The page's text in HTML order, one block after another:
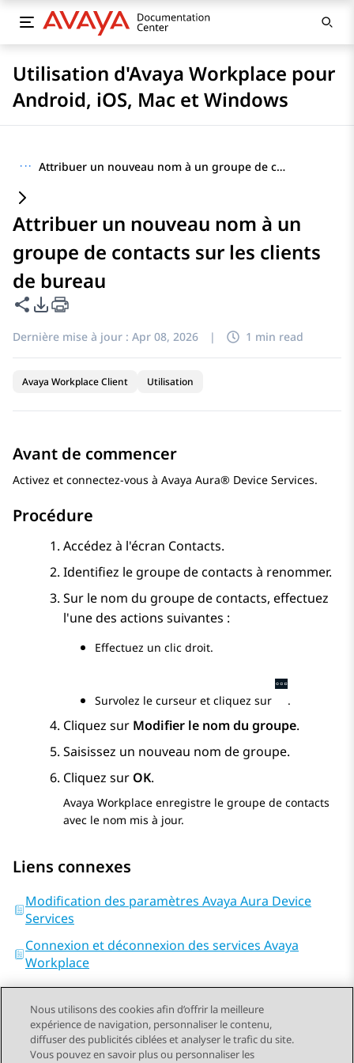
Utilisation d'Avaya Workplace pour
Android, iOS, Mac et Windows
··· Attribuer un nouveau nom à un groupe de contacts sur les clients de bureau
Attribuer un nouveau nom à un
groupe de contacts sur les clients
de bureau
Partager cette page
Options d'exportation PDF
Dernière mise à jour : Apr 08, 2026 | 1 min read
Avaya Workplace Client Utilisation
Avant de commencer
Activez et connectez-vous à Avaya Aura® Device Services.
Procédure
Accédez à l'écran Contacts.
Identifiez le groupe de contacts à renommer.
Sur le nom du groupe de contacts, effectuez
l'une des actions suivantes :
Effectuez un clic droit.
Survolez le curseur et cliquez sur .
Cliquez sur Modifier le nom du groupe.
Saisissez un nouveau nom de groupe.
Cliquez sur OK.
Avaya Workplace enregistre le groupe de contacts
avec le nom mis à jour.
Liens connexes
Modification des paramètres Avaya Aura Device
Services
Connexion et déconnexion des services Avaya
Workplace
Nous utilisons des cookies afin d’offrir la meilleure
expérience de navigation, personnaliser le contenu,
diffuser des publicités ciblées et analyser le trafic du site.
Vous pouvez en savoir plus ou personnaliser les